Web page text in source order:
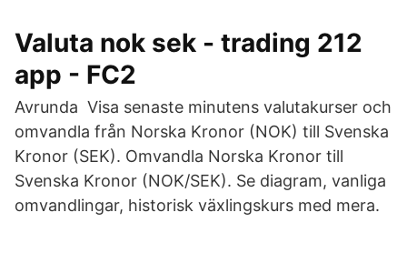
Valuta nok sek - trading 212
app - FC2
Avrunda Visa senaste minutens valutakurser och
omvandla från Norska Kronor (NOK) till Svenska
Kronor (SEK). Omvandla Norska Kronor till
Svenska Kronor (NOK/SEK). Se diagram, vanliga
omvandlingar, historisk växlingskurs med mera.